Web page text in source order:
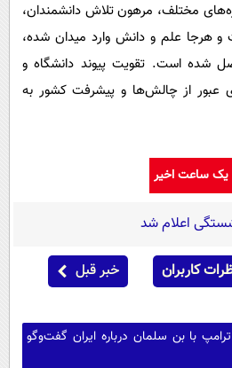
مختلف، مرهون تلاش دانشمندان،
و هرجا علم و دانش وارد میدان شده،
شده است. تقویت پیوند دانشگاه و
عبور از چالش‌ها و پیشرفت کشور به
یک ساعت اخیر
اعلام شد
کاربران خبر قبل
با بن سلمان درباره ایران گفت‌وگو